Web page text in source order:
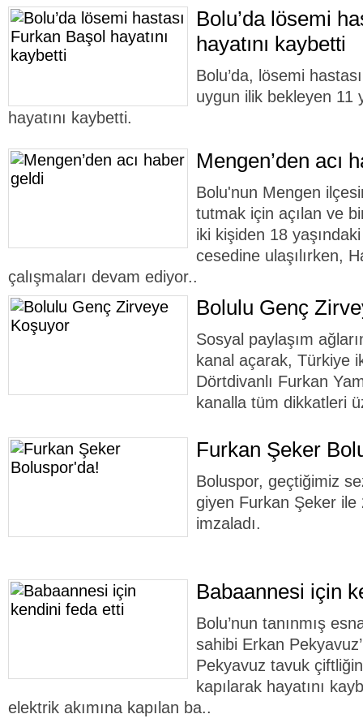
Bolu’da lösemi
hayatını kaybetti
Bolu’da, lösemi
uygun ilik bekleyen 11
hayatını kaybetti.
Mengen’den acı
Bolu'nun Mengen
tutmak için açılan ve
iki kişiden 18
cesedine ulaşılırken,
çalışmaları devam ediyor..
Bolulu Genç
Sosyal paylaşım
kanal açarak, Türkiye
Dörtdivanlı Furkan
kanalla tüm dikkatleri
Furkan Şeker
Boluspor, geçtiğimiz
giyen Furkan Şeker ile
imzaladı.
Babaannesi için
Bolu’nun tanınmış
sahibi Erkan
Pekyavuz tavuk
kapılarak hayatını
elektrik akımına kapılan ba..